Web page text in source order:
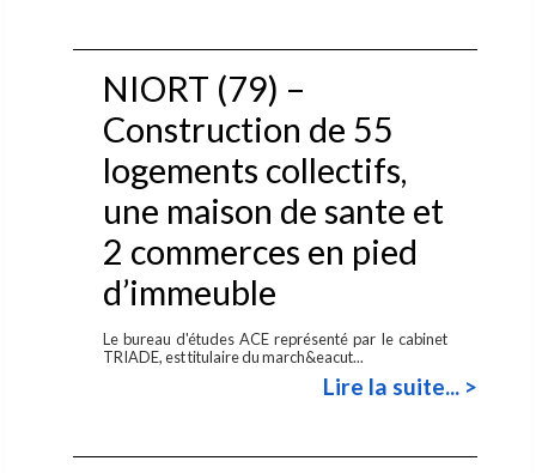
NIORT (79) –
Construction de 55
logements collectifs,
une maison de sante et
2 commerces en pied
d’immeuble
Le bureau d'études ACE représenté par le cabinet
TRIADE, est titulaire du march&eacut...
Lire la suite... >